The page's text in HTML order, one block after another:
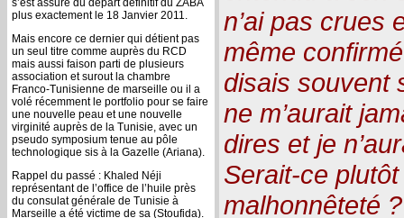
plus exactement le 18 Janvier 2011.
Mais encore ce dernier qui détient pas
un seul titre comme auprès du RCD
mais aussi faison parti de plusieurs
association et surout la chambre
Franco-Tunisienne de marseille ou il a
volé récemment le portfolio pour se faire
une nouvelle peau et une nouvelle
virginité auprès de la Tunisie, avec un
pseudo symposium tenue au pôle
technologique sis à la Gazelle (Ariana).
Rappel du passé : Khaled Néji
représentant de l’office de l’huile près
du consulat générale de Tunisie à
Marseille a été victime de sa (Stoufida).
n’ai pas crues
même
disais souvent
ne m’aurait
dires et je
Serait-ce
malhonnêteté